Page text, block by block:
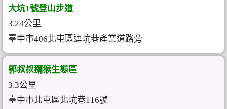
大坑1號登山步道
3.24公里
臺中市406北屯區連坑巷產業道路旁
郭叔叔獼猴生態區
3.3公里
臺中市北屯區北坑巷116號